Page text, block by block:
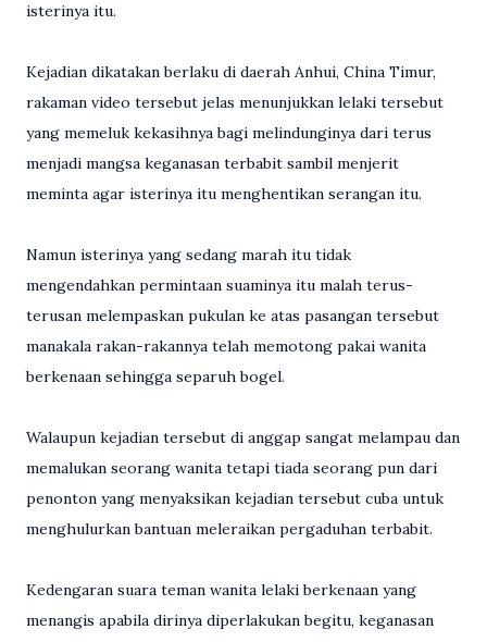
isterinya itu.
Kejadian dikatakan berlaku di daerah Anhui, China Timur,
rakaman video tersebut jelas menunjukkan lelaki tersebut
yang memeluk kekasihnya bagi melindunginya dari terus
menjadi mangsa keganasan terbabit sambil menjerit
meminta agar isterinya itu menghentikan serangan itu.
Namun isterinya yang sedang marah itu tidak
mengendahkan permintaan suaminya itu malah terus-
terusan melempaskan pukulan ke atas pasangan tersebut
manakala rakan-rakannya telah memotong pakai wanita
berkenaan sehingga separuh bogel.
Walaupun kejadian tersebut di anggap sangat melampau dan
memalukan seorang wanita tetapi tiada seorang pun dari
penonton yang menyaksikan kejadian tersebut cuba untuk
menghulurkan bantuan meleraikan pergaduhan terbabit.
Kedengaran suara teman wanita lelaki berkenaan yang
menangis apabila dirinya diperlakukan begitu, keganasan